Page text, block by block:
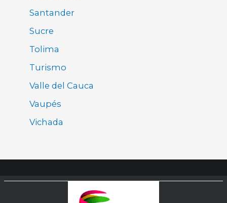
Santander
Sucre
Tolima
Turismo
Valle del Cauca
Vaupés
Vichada